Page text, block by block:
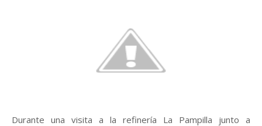
Durante una visita a la refinería La Pampilla junto a